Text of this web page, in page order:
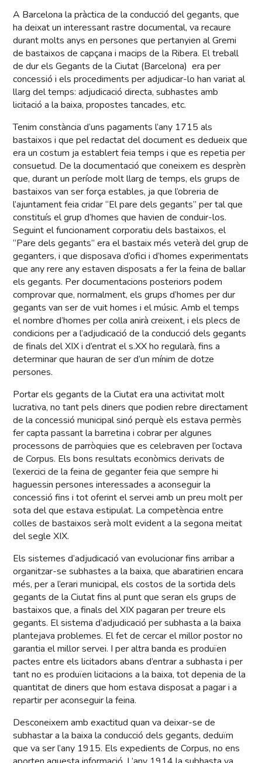
A Barcelona la pràctica de la conducció del gegants, que
ha deixat un interessant rastre documental, va recaure
durant molts anys en persones que pertanyien al Gremi
de bastaixos de capçana i macips de la Ribera. El treball
de dur els Gegants de la Ciutat (Barcelona) era per
concessió i els procediments per adjudicar-lo han variat al
llarg del temps: adjudicació directa, subhastes amb
licitació a la baixa, propostes tancades, etc.
Tenim constància d’uns pagaments l’any 1715 als
bastaixos i que pel redactat del document es dedueix que
era un costum ja establert feia temps i que es repetia per
consuetud. De la documentació que coneixem es desprèn
que, durant un període molt llarg de temps, els grups de
bastaixos van ser força estables, ja que l’obreria de
l’ajuntament feia cridar “El pare dels gegants” per tal que
constituís el grup d’homes que havien de conduir-los.
Seguint el funcionament corporatiu dels bastaixos, el
“Pare dels gegants” era el bastaix més veterà del grup de
geganters, i que disposava d’ofici i d’homes experimentats
que any rere any estaven disposats a fer la feina de ballar
els gegants. Per documentacions posteriors podem
comprovar que, normalment, els grups d’homes per dur
gegants van ser de vuit homes i el músic. Amb el temps
el nombre d’homes per colla anirà creixent, i els plecs de
condicions per a l’adjudicació de la conducció dels gegants
de finals del XIX i d’entrat el s.XX ho regularà, fins a
determinar que hauran de ser d’un mínim de dotze
persones.
Portar els gegants de la Ciutat era una activitat molt
lucrativa, no tant pels diners que podien rebre directament
de la concessió municipal sinó perquè els estava permès
fer capta passant la barretina i cobrar per algunes
processons de parròquies que es celebraven per l’octava
de Corpus. Els bons resultats econòmics derivats de
l’exercici de la feina de geganter feia que sempre hi
haguessin persones interessades a aconseguir la
concessió fins i tot oferint el servei amb un preu molt per
sota del que estava estipulat. La competència entre
colles de bastaixos serà molt evident a la segona meitat
del segle XIX.
Els sistemes d’adjudicació van evolucionar fins arribar a
organitzar-se subhastes a la baixa, que abaratirien encara
més, per a l’erari municipal, els costos de la sortida dels
gegants de la Ciutat fins al punt que seran els grups de
bastaixos que, a finals del XIX pagaran per treure els
gegants. El sistema d’adjudicació per subhasta a la baixa
plantejava problemes. El fet de cercar el millor postor no
garantia el millor servei. I per altra banda es produïen
pactes entre els licitadors abans d’entrar a subhasta i per
tant no es produïen licitacions a la baixa, tot depenia de la
quantitat de diners que hom estava disposat a pagar i a
repartir per aconseguir la feina.
Desconeixem amb exactitud quan va deixar-se de
subhastar a la baixa la conducció dels gegants, deduïm
que va ser l’any 1915. Els expedients de Corpus, no ens